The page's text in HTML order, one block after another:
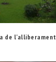
de l’alliberament